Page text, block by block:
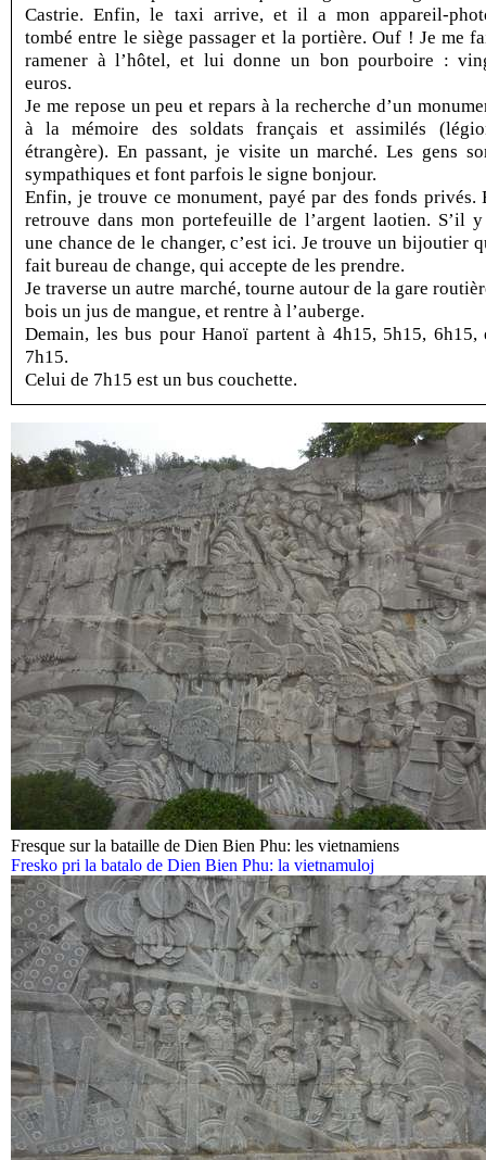
Castrie. Enfin, le taxi arrive, et il a mon appareil-
tombé entre le siège passager et la portière. Ouf ! Je me
ramener à l’hôtel, et lui donne un bon pourboire :
euros.
Je me repose un peu et repars à la recherche d’un
à la mémoire des soldats français et assimilés
étrangère). En passant, je visite un marché. Les gens
sympathiques et font parfois le signe bonjour.
Enfin, je trouve ce monument, payé par des fonds privés.
retrouve dans mon portefeuille de l’argent laotien. S’il
une chance de le changer, c’est ici. Je trouve un bijoutier
fait bureau de change, qui accepte de les prendre.
Je traverse un autre marché, tourne autour de la gare
bois un jus de mangue, et rentre à l’auberge.
Demain, les bus pour Hanoï partent à 4h15, 5h15, 6h15,
7h15.
Celui de 7h15 est un bus couchette.
Fresque sur la bataille de Dien Bien Phu: les vietnamiens
Fresko pri la batalo de Dien Bien Phu: la vietnamuloj